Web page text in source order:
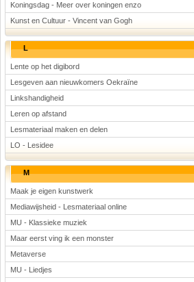
Koningsdag - Meer over koningen enzo
Kunst en Cultuur - Vincent van Gogh
L
Lente op het digibord
Lesgeven aan nieuwkomers Oekraïne
Linkshandigheid
Leren op afstand
Lesmateriaal maken en delen
LO - Lesidee
M
Maak je eigen kunstwerk
Mediawijsheid - Lesmateriaal online
MU - Klassieke muziek
Maar eerst ving ik een monster
Metaverse
MU - Liedjes